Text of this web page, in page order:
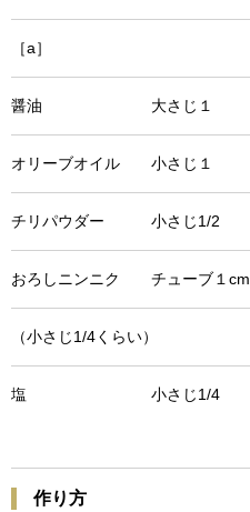
［a］
醤油 大さじ１
オリーブオイル 小さじ１
チリパウダー 小さじ1/2
おろしニンニク チューブ１cm
（小さじ1/4くらい）
塩 小さじ1/4
作り方